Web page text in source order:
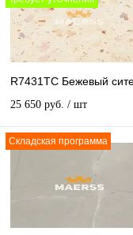
R7431TC Бежевый
25 650 руб. / шт
Складская программа